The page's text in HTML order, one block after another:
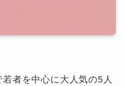
者を中心に大人気の5人